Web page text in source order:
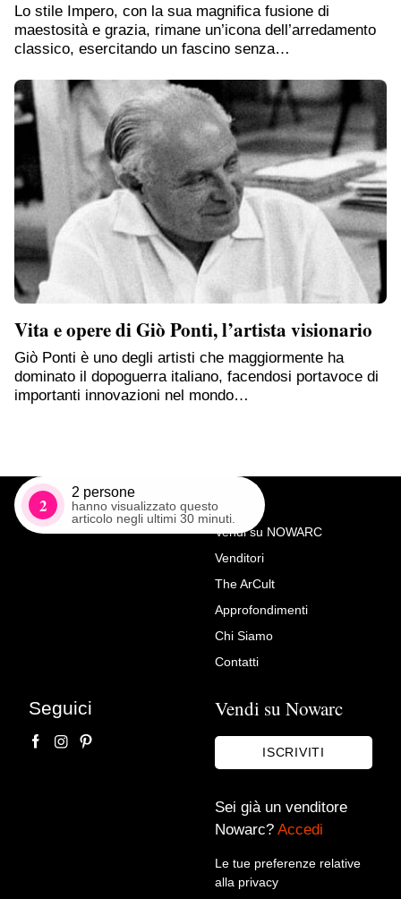
Lo stile Impero, con la sua magnifica fusione di
maestosità e grazia, rimane un’icona dell’arredamento
classico, esercitando un fascino senza…
Vita e opere di Giò Ponti, l’artista visionario
Giò Ponti è uno degli artisti che maggiormente ha
dominato il dopoguerra italiano, facendosi portavoce di
importanti innovazioni nel mondo…
2
2 persone
hanno visualizzato questo
articolo negli ultimi 30 minuti.
Richiedi Maggiori Info su
Stipo/dispensa in legno di
pioppo. Reggio Emilia, epoca
‘600.
Vendi su NOWARC
Venditori
The ArCult
Approfondimenti
Chi Siamo
Contatti
Seguici Vendi su Nowarc
ISCRIVITI
Sei già un venditore
Nowarc? Accedi
Le tue preferenze relative
alla privacy